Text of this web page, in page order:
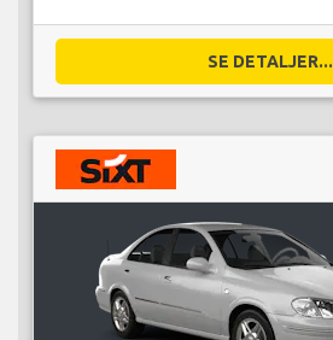
SE DETALJER...